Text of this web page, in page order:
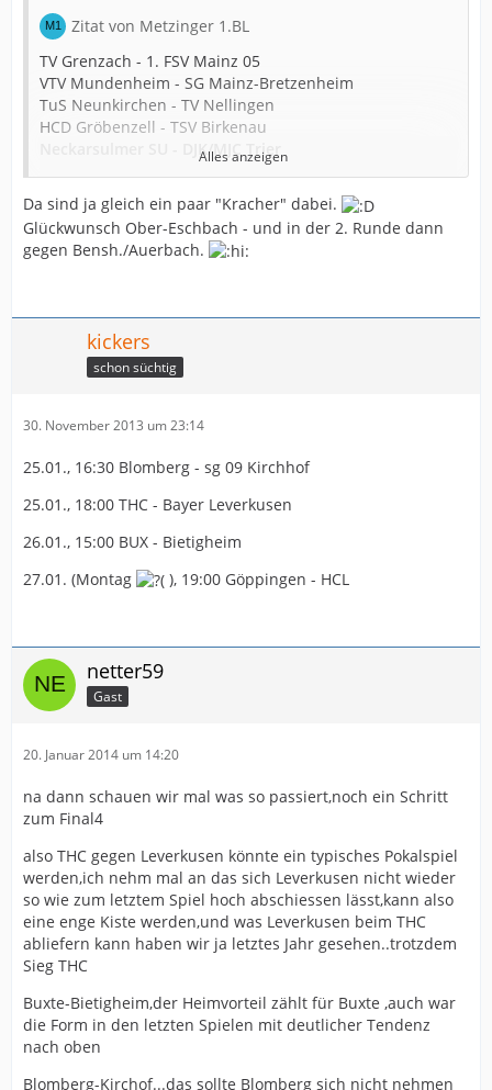
Zitat von Metzinger 1.BL
TV Grenzach - 1. FSV Mainz 05
VTV Mundenheim - SG Mainz-Bretzenheim
TuS Neunkirchen - TV Nellingen
HCD Gröbenzell - TSV Birkenau
Neckarsulmer SU - DJK/MJC Trier
TV Bassenheim - SC Greven 09
TuS Drolshagen - TV Beyeröhde
Tura Bergkamen - Borussia Dortmund
SV Union Halle-Neustadt - SG 09 Kirchhof
SV Aufbau Altenburg - Füchse Berlin
HSG Hannover-West - SV Henstedt-Ulzburg
AMTV Hamburg - SV GW Schwerin
TuS Altwarmbüchen - TSV Nord Harrislee
Freilos: SHV Oschatz, TSG Ober-Eschbach
Schade ,dass die Tussies nicht in Altwarmbüchen
spielen
Alles anzeigen
Da sind ja gleich ein paar "Kracher" dabei.
Glückwunsch Ober-Eschbach - und in der 2. Runde dann
gegen Bensh./Auerbach.
kickers
schon süchtig
30. November 2013 um 23:14
25.01., 16:30 Blomberg - sg 09 Kirchhof
25.01., 18:00 THC - Bayer Leverkusen
26.01., 15:00 BUX - Bietigheim
27.01. (Montag
), 19:00 Göppingen - HCL
netter59
Gast
20. Januar 2014 um 14:20
na dann schauen wir mal was so passiert,noch ein Schritt
zum Final4
also THC gegen Leverkusen könnte ein typisches Pokalspiel
werden,ich nehm mal an das sich Leverkusen nicht wieder
so wie zum letztem Spiel hoch abschiessen lässt,kann also
eine enge Kiste werden,und was Leverkusen beim THC
abliefern kann haben wir ja letztes Jahr gesehen..trotzdem
Sieg THC
Buxte-Bietigheim,der Heimvorteil zählt für Buxte ,auch war
die Form in den letzten Spielen mit deutlicher Tendenz
nach oben
Blomberg-Kirchof...das sollte Blomberg sich nicht nehmen